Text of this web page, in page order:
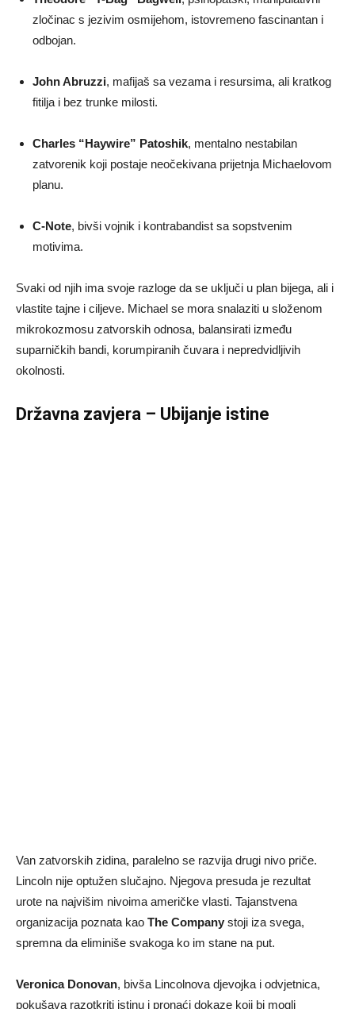
zločinac s jezivim osmijehom, istovremeno fascinantan i
odbojan.
John Abruzzi, mafijaš sa vezama i resursima, ali kratkog
fitilja i bez trunke milosti.
Charles “Haywire” Patoshik, mentalno nestabilan
zatvorenik koji postaje neočekivana prijetnja Michaelovom
planu.
C-Note, bivši vojnik i kontrabandist sa sopstvenim
motivima.
Svaki od njih ima svoje razloge da se uključi u plan bijega, ali i
vlastite tajne i ciljeve. Michael se mora snalaziti u složenom
mikrokozmosu zatvorskih odnosa, balansirati između
suparničkih bandi, korumpiranih čuvara i nepredvidljivih
okolnosti.
Državna zavjera – Ubijanje istine
Van zatvorskih zidina, paralelno se razvija drugi nivo priče.
Lincoln nije optužen slučajno. Njegova presuda je rezultat
urote na najvišim nivoima američke vlasti. Tajanstvena
organizacija poznata kao The Company stoji iza svega,
spremna da eliminiše svakoga ko im stane na put.
Veronica Donovan, bivša Lincolnova djevojka i odvjetnica,
pokušava razotkriti istinu i pronaći dokaze koji bi mogli